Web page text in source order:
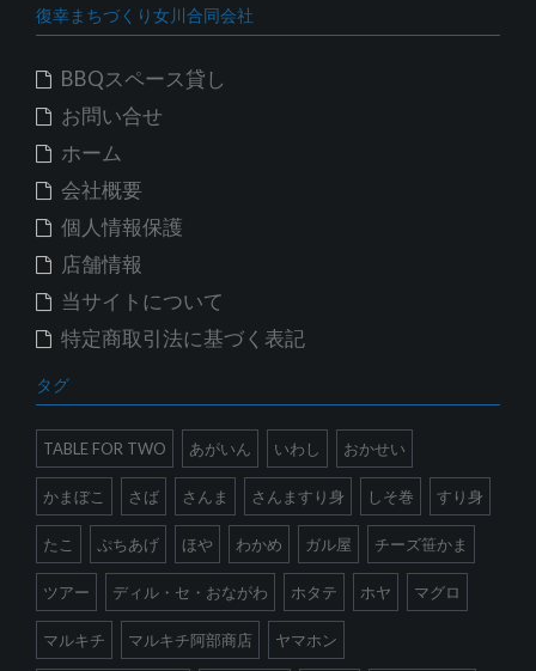
復幸まちづくり女川合同会社
BBQスペース貸し
お問い合せ
ホーム
会社概要
個人情報保護
店舗情報
当サイトについて
特定商取引法に基づく表記
タグ
TABLE FOR TWO あがいん いわし おかせい
かまぼこ さば さんま さんますり身 しそ巻 すり身
たこ ぷちあげ ほや わかめ ガル屋 チーズ笹かま
ツアー ディル・セ・おながわ ホタテ ホヤ マグロ
マルキチ マルキチ阿部商店 ヤマホン